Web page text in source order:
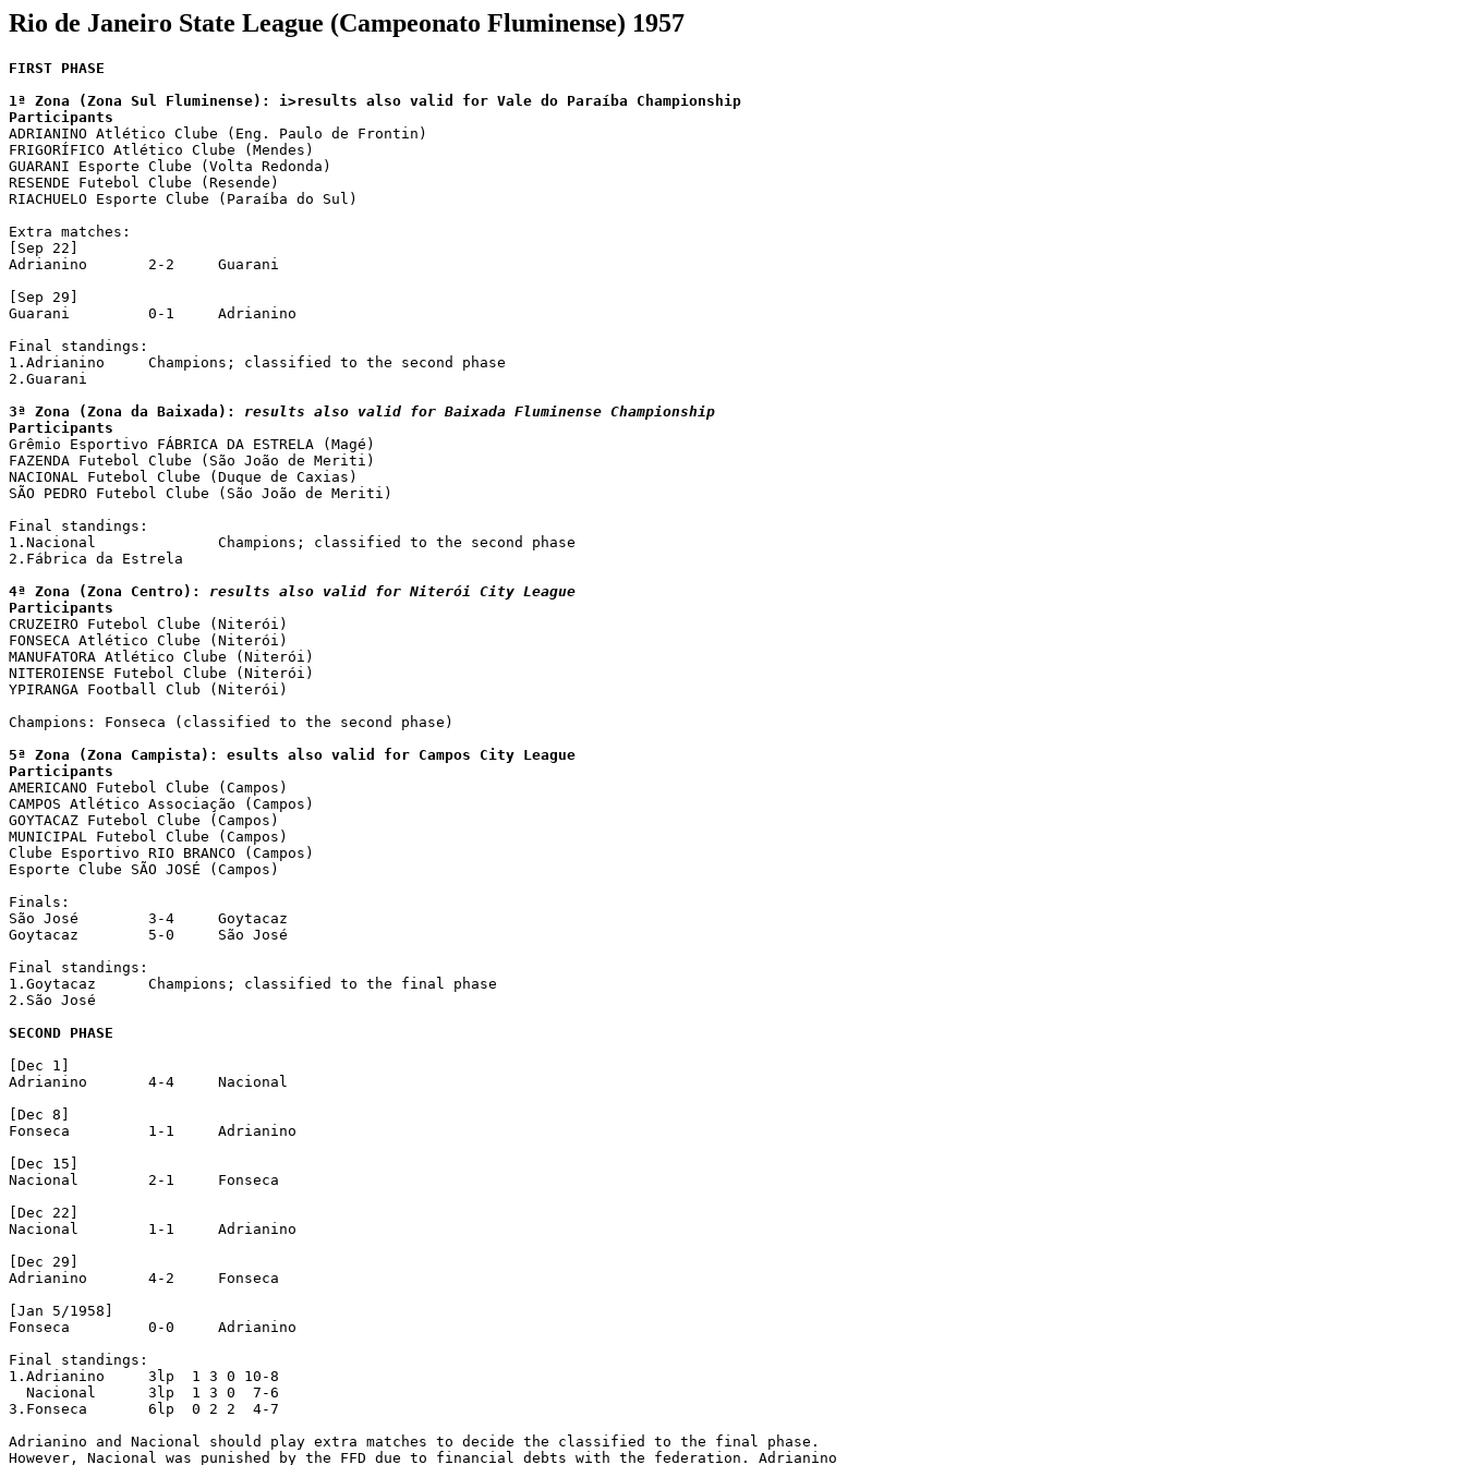
Rio de Janeiro State League (Campeonato Fluminense) 1957
FIRST PHASE
1ª Zona (Zona Sul Fluminense): i>results also valid for Vale do Paraíba Championship
Participants
ADRIANINO Atlético Clube (Eng. Paulo de Frontin)
FRIGORÍFICO Atlético Clube (Mendes)
GUARANI Esporte Clube (Volta Redonda)
RESENDE Futebol Clube (Resende)
RIACHUELO Esporte Clube (Paraíba do Sul)
Extra matches:
[Sep 22]
Adrianino	2-2	Guarani
[Sep 29]
Guarani		0-1	Adrianino
Final standings:
1.Adrianino	Champions; classified to the second phase
2.Guarani
3ª Zona (Zona da Baixada): results also valid for Baixada Fluminense Championship
Participants
Grêmio Esportivo FÁBRICA DA ESTRELA (Magé)
FAZENDA Futebol Clube (São João de Meriti)
NACIONAL Futebol Clube (Duque de Caxias)
SÃO PEDRO Futebol Clube (São João de Meriti)
Final standings:
1.Nacional		Champions; classified to the second phase
2.Fábrica da Estrela
4ª Zona (Zona Centro): results also valid for Niterói City League
Participants
CRUZEIRO Futebol Clube (Niterói)
FONSECA Atlético Clube (Niterói)
MANUFATORA Atlético Clube (Niterói)
NITEROIENSE Futebol Clube (Niterói)
YPIRANGA Football Club (Niterói)
Champions: Fonseca (classified to the second phase)
5ª Zona (Zona Campista): esults also valid for Campos City League
Participants
AMERICANO Futebol Clube (Campos)
CAMPOS Atlético Associação (Campos)
GOYTACAZ Futebol Clube (Campos)
MUNICIPAL Futebol Clube (Campos)
Clube Esportivo RIO BRANCO (Campos)
Esporte Clube SÃO JOSÉ (Campos)
Finals:
São José	3-4	Goytacaz
Goytacaz	5-0	São José
Final standings:
1.Goytacaz	Champions; classified to the final phase
2.São José
SECOND PHASE
[Dec 1]
Adrianino	4-4	Nacional
[Dec 8]
Fonseca		1-1	Adrianino
[Dec 15]
Nacional	2-1	Fonseca
[Dec 22]
Nacional	1-1	Adrianino
[Dec 29]
Adrianino	4-2	Fonseca
[Jan 5/1958]
Fonseca		0-0	Adrianino
Final standings:
1.Adrianino	3lp  1 3 0 10-8
  Nacional	3lp  1 3 0  7-6
3.Fonseca	6lp  0 2 2  4-7
Adrianino and Nacional should play extra matches to decide the classified to the final phase.
However, Nacional was punished by the FFD due to financial debts with the federation. Adrianino